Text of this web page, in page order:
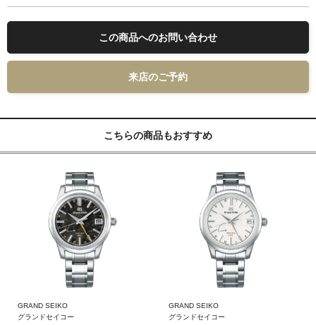
この商品へのお問い合わせ
来店のご予約
こちらの商品もおすすめ
GRAND SEIKO
グランドセイコー
GRAND SEIKO
グランドセイコー